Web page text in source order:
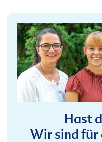
Hast
Wir sind für